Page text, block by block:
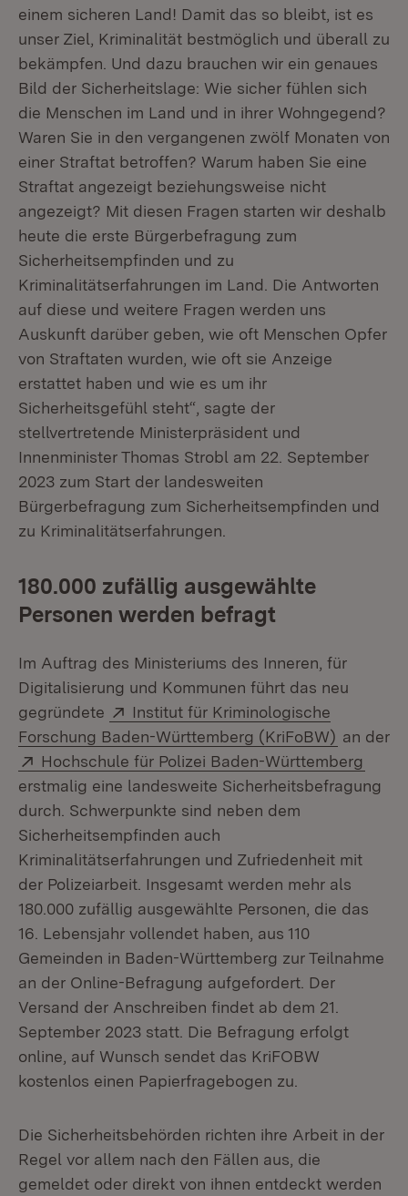
einem sicheren Land! Damit das so bleibt, ist es
unser Ziel, Kriminalität bestmöglich und überall zu
bekämpfen. Und dazu brauchen wir ein genaues
Bild der Sicherheitslage: Wie sicher fühlen sich
die Menschen im Land und in ihrer Wohngegend?
Waren Sie in den vergangenen zwölf Monaten von
einer Straftat betroffen? Warum haben Sie eine
Straftat angezeigt beziehungsweise nicht
angezeigt? Mit diesen Fragen starten wir deshalb
heute die erste Bürgerbefragung zum
Sicherheitsempfinden und zu
Kriminalitätserfahrungen im Land. Die Antworten
auf diese und weitere Fragen werden uns
Auskunft darüber geben, wie oft Menschen Opfer
von Straftaten wurden, wie oft sie Anzeige
erstattet haben und wie es um ihr
Sicherheitsgefühl steht“, sagte der
stellvertretende Ministerpräsident und
Innenminister Thomas Strobl am 22. September
2023 zum Start der landesweiten
Bürgerbefragung zum Sicherheitsempfinden und
zu Kriminalitätserfahrungen.
180.000 zufällig ausgewählte
Personen werden befragt
Im Auftrag des Ministeriums des Inneren, für
Digitalisierung und Kommunen führt das neu
gegründete
Extern:
Institut für Kriminologische
Forschung Baden-Württemberg (KriFoBW) (Öffnet
an der
Extern:
Hochschule für Polizei Baden-Württemberg
erstmalig eine landesweite Sicherheitsbefragung
durch. Schwerpunkte sind neben dem
Sicherheitsempfinden auch
Kriminalitätserfahrungen und Zufriedenheit mit
der Polizeiarbeit. Insgesamt werden mehr als
180.000 zufällig ausgewählte Personen, die das
16. Lebensjahr vollendet haben, aus 110
Gemeinden in Baden-Württemberg zur Teilnahme
an der Online-Befragung aufgefordert. Der
Versand der Anschreiben findet ab dem 21.
September 2023 statt. Die Befragung erfolgt
online, auf Wunsch sendet das KriFOBW
kostenlos einen Papierfragebogen zu.
Die Sicherheitsbehörden richten ihre Arbeit in der
Regel vor allem nach den Fällen aus, die
gemeldet oder direkt von ihnen entdeckt werden